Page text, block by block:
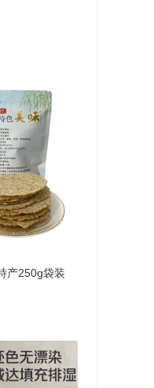
产250g袋装